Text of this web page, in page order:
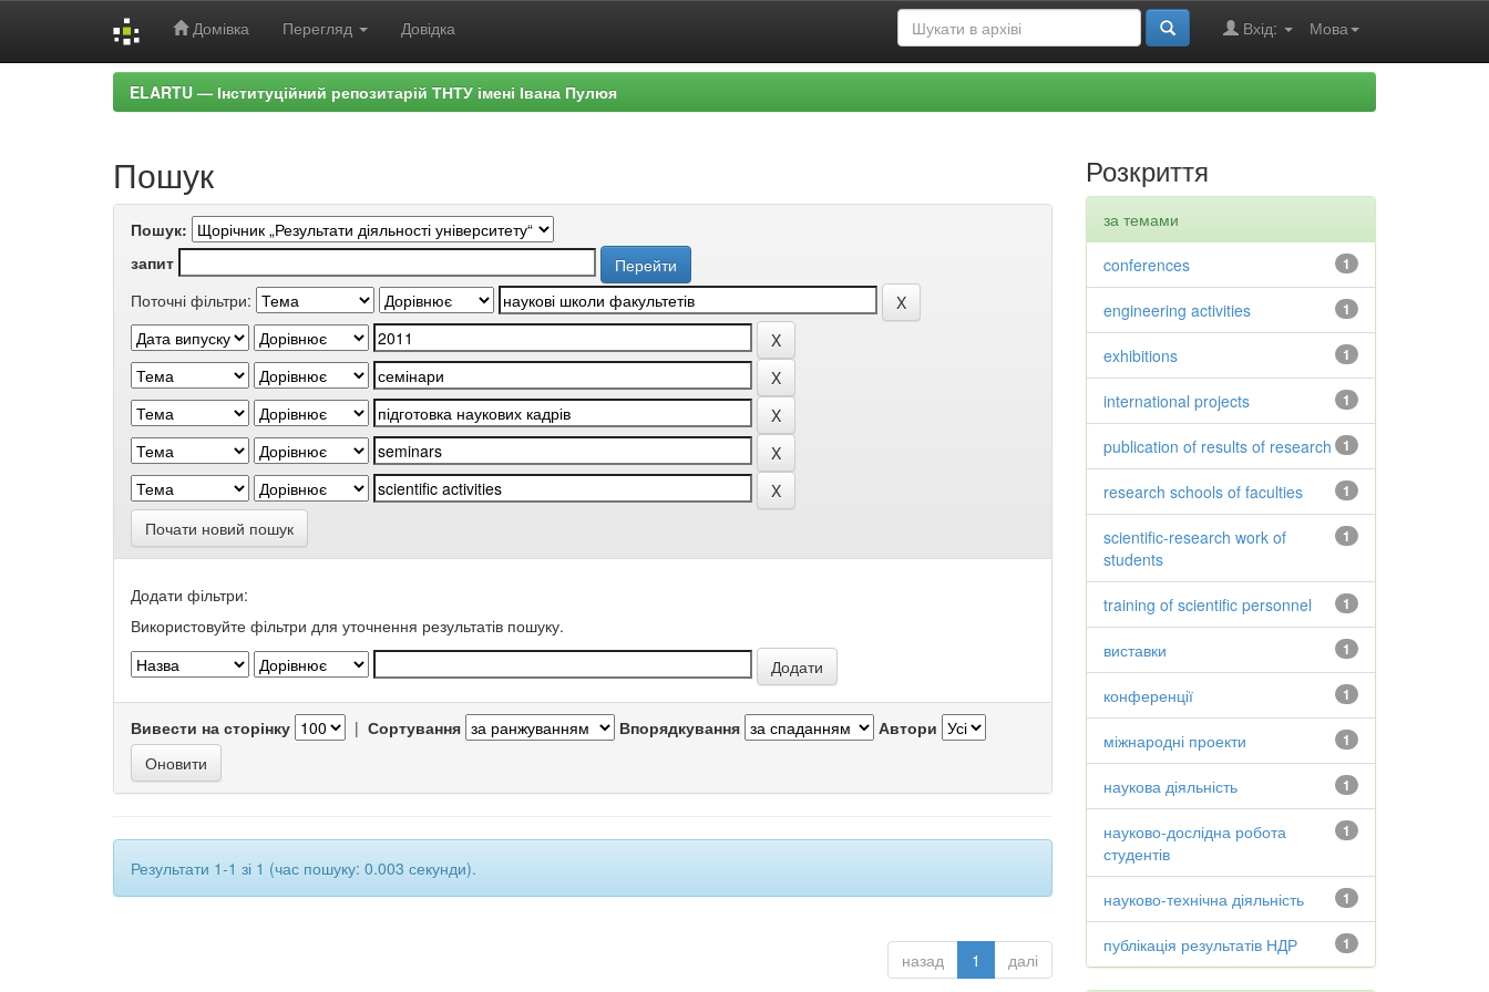
Домівка Перегляд Довідка Мова
Вхід:
ELARTU — Інституційний репозитарій ТНТУ імені Івана Пулюя
Пошук
Пошук:
запит
Поточні фільтри:
Почати новий пошук
Додати фільтри:
Використовуйте фільтри для уточнення результатів пошуку.
Вивести на сторінку | Сортування Впорядкування Автори
Результати 1-1 зі 1 (час пошуку: 0.003 секунди).
назад 1 далі
Розкриття
за темами
1
conferences
1
engineering activities
1
exhibitions
1
international projects
1
publication of results of research
1
research schools of faculties
1
scientific-research work of
students
1
training of scientific personnel
1
виставки
1
конференції
1
міжнародні проекти
1
наукова діяльність
1
науково-дослідна робота
студентів
1
науково-технічна діяльність
1
публікація результатів НДР